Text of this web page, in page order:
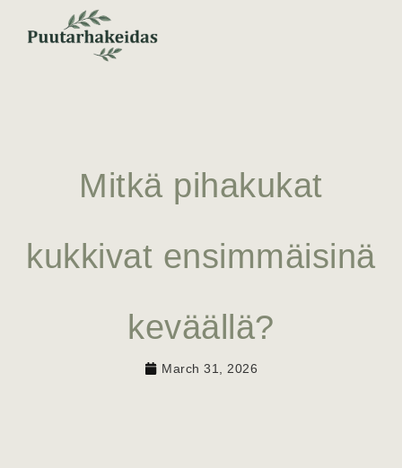
Mitkä pihakukat
kukkivat ensimmäisinä
keväällä?
March 31, 2026